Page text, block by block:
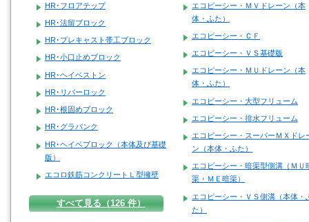
HR･フロアテップ
HR･法留ブロック
HR･プレキャスト帯工ブロック
HR･小口止めブロック
HR･ヘイベストン
HR･リバーロック
HR･根固めブロック
HR･グラバンク
HR･ヘイベブロック（本体及び基礎
版）
エコロ鉄筋コンクリートＬ型擁壁
すべて見る（126 件）
エコピーシー・ＭＶドレーン（本
体・ふた）
エコピーシー・ＣＦ
エコピーシー・ＶＳ基礎版
エコピーシー・ＭＵドレーン（本
体・ふた）
エコピーシー・大型フリューム
エコピーシー・排水フリューム
エコピーシー・スーパーＭＸドレ
ン（本体・ふた）
エコピーシー・暗渠型側溝（ＭＵ
渠・ＭＥ暗渠）
エコピーシー・ＶＳ側溝（本体・
た）